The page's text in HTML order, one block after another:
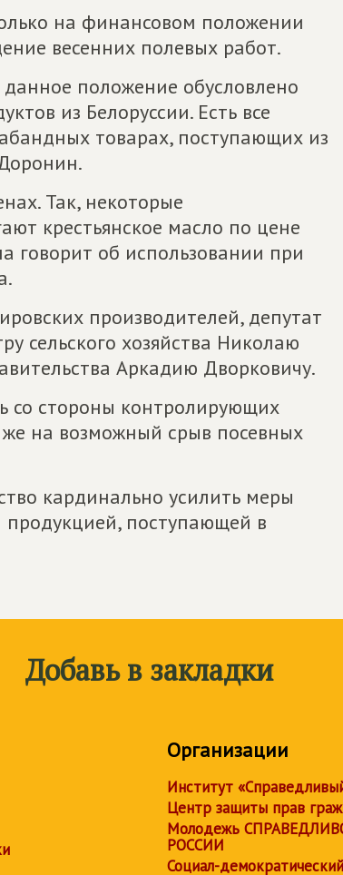
на финансовом положении
весенних полевых работ.
положение обусловлено
из Белоруссии. Есть все
товарах, поступающих из
Так, некоторые
крестьянское масло по цене
говорит об использовании при
производителей, депутат
сельского хозяйства Николаю
Аркадию Дворковичу.
со стороны контролирующих
на возможный срыв посевных
кардинально усилить меры
поступающей в
Добавь в закладки
Организации
Институт
Центр защиты прав
Молодежь
РОССИИ
Социал-